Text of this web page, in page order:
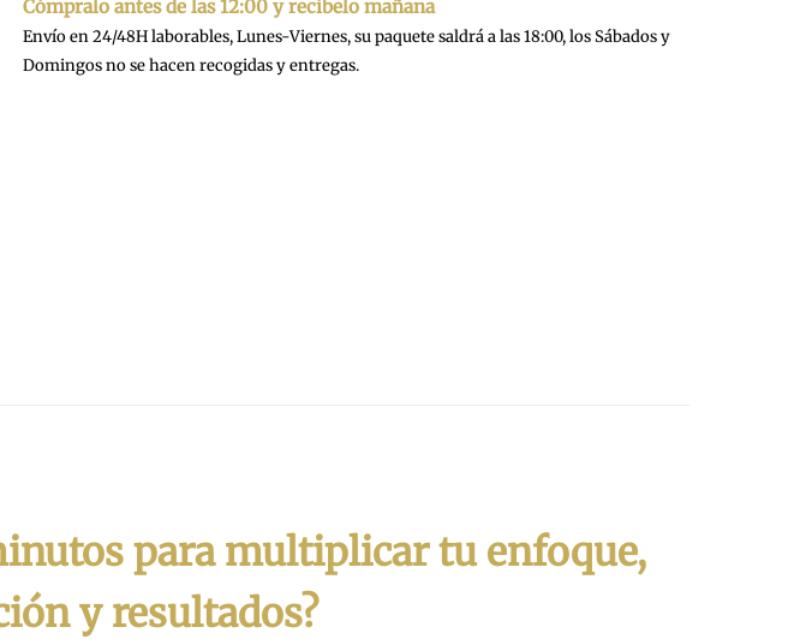
Cómpralo antes de las 12:00 y recíbelo mañana
Envío en 24/48H laborables, Lunes-Viernes, su paquete saldrá a las 18:00, los Sábados y
Domingos no se hacen recogidas y entregas.
para multiplicar tu enfoque,
y resultados?